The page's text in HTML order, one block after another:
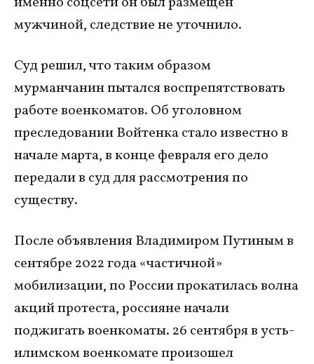
мужчиной, следствие не уточнило.
Суд решил, что таким образом
мурманчанин пытался воспрепятствовать
работе военкоматов. Об уголовном
преследовании Войтенка стало известно в
начале марта, в конце февраля его дело
передали в суд для рассмотрения по
существу.
После объявления Владимиром Путиным в
сентябре 2022 года «частичной»
мобилизации, по России прокатилась волна
акций протеста, россияне начали
поджигать военкоматы. 26 сентября в усть-
илимском военкомате произошел